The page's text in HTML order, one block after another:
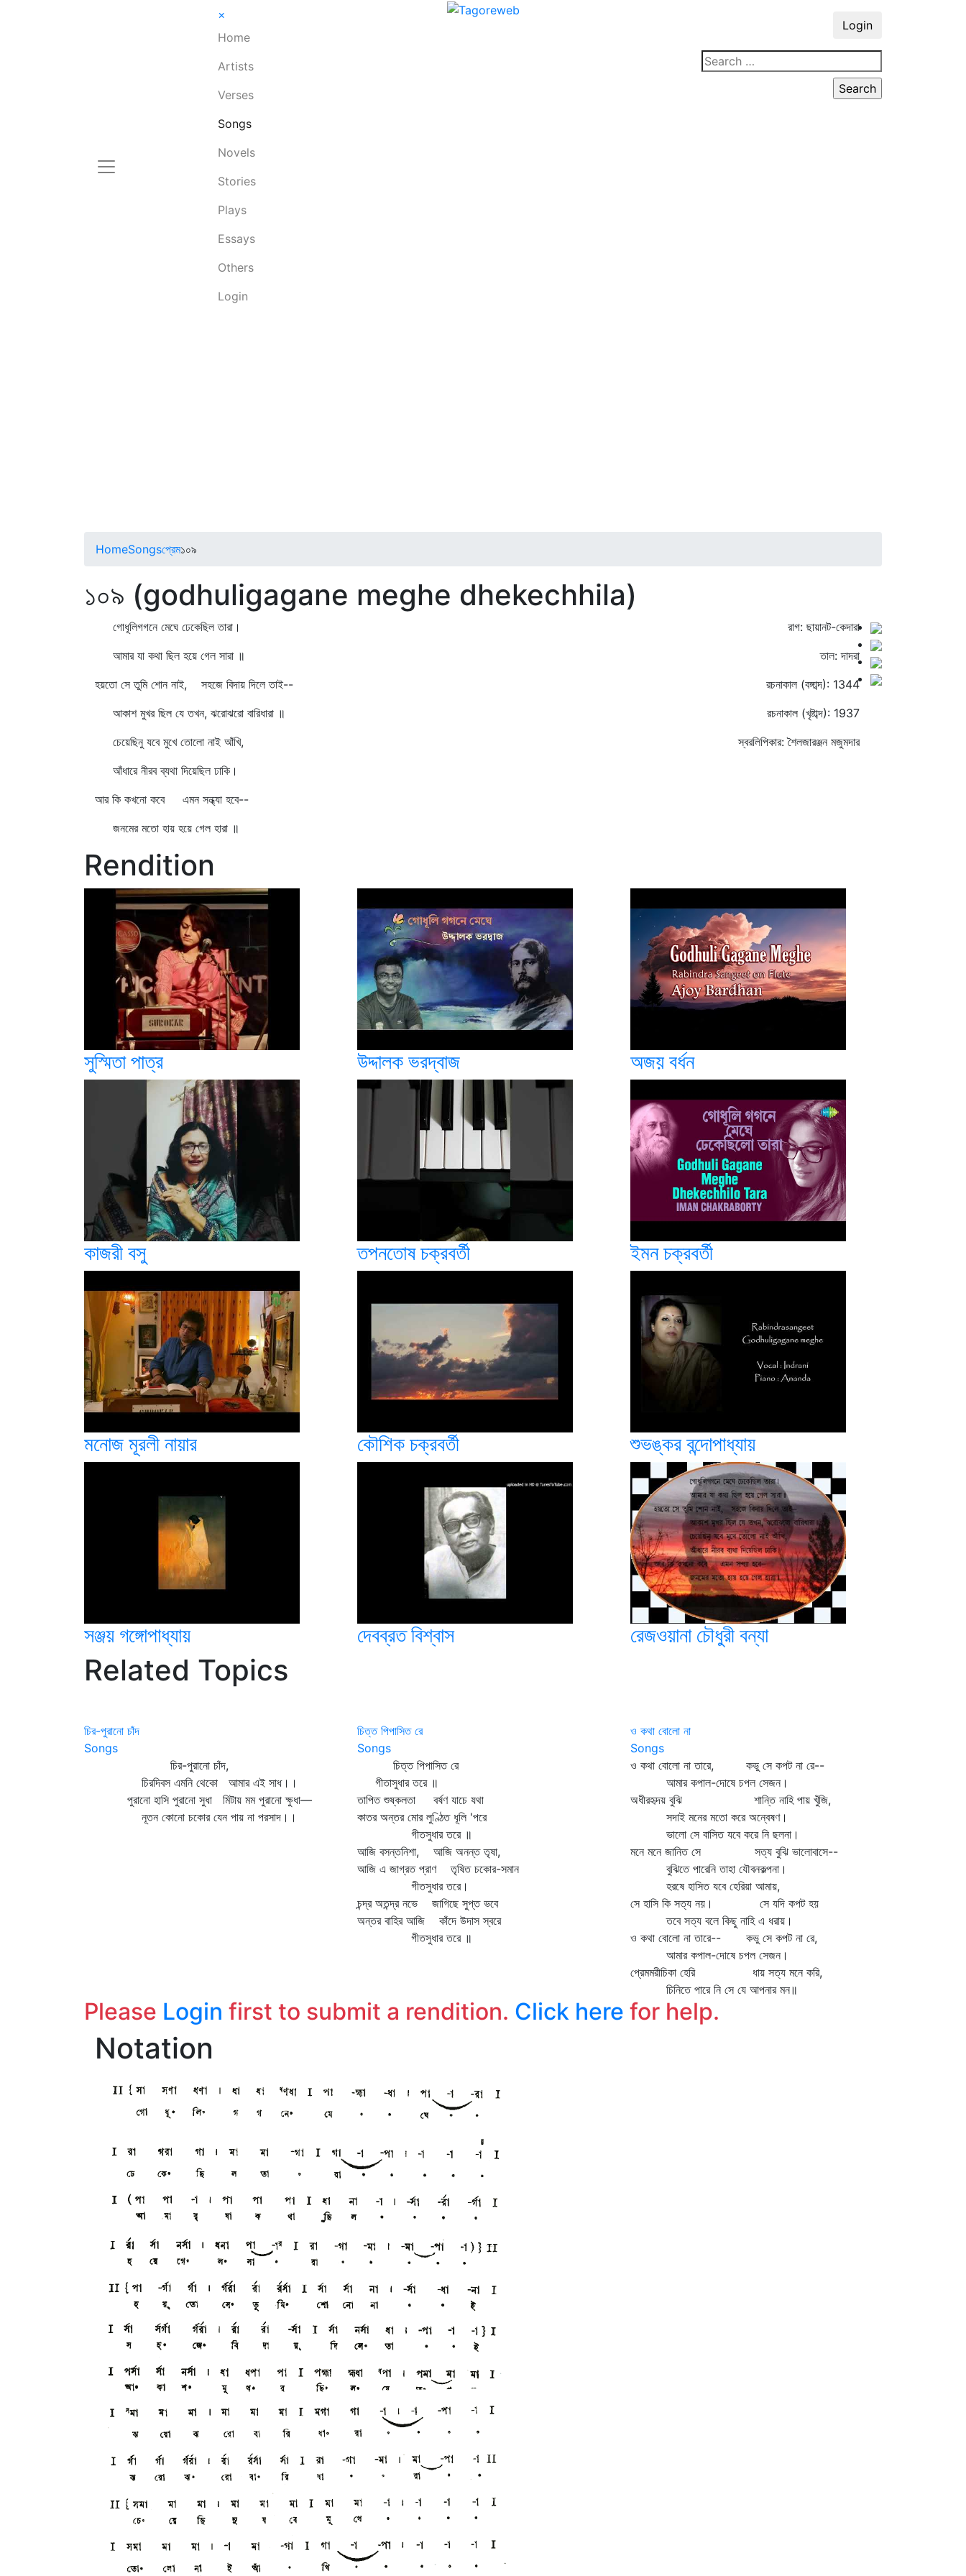
×
Home
Artists
Verses
Songs
Novels
Stories
Plays
Essays
Others
Login
Login
HomeSongsপ্রেম১০৯
১০৯ (godhuligagane meghe dhekechhila)
গোধূলিগগনে মেঘে ঢেকেছিল তারা।
আমার যা কথা ছিল হয়ে গেল সারা ॥
হয়তো সে তুমি শোন নাই, সহজে বিদায় দিলে তাই--
আকাশ মুখর ছিল যে তখন, ঝরোঝরো বারিধারা ॥
চেয়েছিনু যবে মুখে তোলো নাই আঁখি,
আঁধারে নীরব ব্যথা দিয়েছিল ঢাকি।
আর কি কখনো কবে এমন সন্ধ্যা হবে--
জনমের মতো হায় হয়ে গেল হারা ॥
রাগ: ছায়ানট-কেদারা
তাল: দাদরা
রচনাকাল (বঙ্গাব্দ): 1344
রচনাকাল (খৃষ্টাব্দ): 1937
স্বরলিপিকার: শৈলজারঞ্জন মজুমদার
Rendition
সুস্মিতা পাত্র উদ্দালক ভরদ্বাজ অজয় বর্ধন
কাজরী বসু তপনতোষ চক্রবর্তী ইমন চক্রবর্তী
মনোজ মূরলী নায়ার কৌশিক চক্রবর্তী শুভঙ্কর বন্দোপাধ্যায়
সঞ্জয় গঙ্গোপাধ্যায় দেবব্রত বিশ্বাস রেজওয়ানা চৌধুরী বন্যা
Related Topics
চির-পুরানো চাঁদ
Songs
চির-পুরানো চাঁদ,
চিরদিবস এমনি থেকো আমার এই সাধ।।
পুরানো হাসি পুরানো সুধা মিটায় মম পুরানো ক্ষুধা—
নূতন কোনো চকোর যেন পায় না পরসাদ।।
চিত্ত পিপাসিত রে
Songs
চিত্ত পিপাসিত রে
গীতাসুধার তরে ॥
তাপিত শুষ্কলতা বর্ষণ যাচে যথা
কাতর অন্তর মোর লুণ্ঠিত ধূলি 'পরে
গীতসুধার তরে ॥
আজি বসন্তনিশা, আজি অনন্ত তৃষা,
আজি এ জাগ্রত প্রাণ তৃষিত চকোর-সমান
গীতসুধার তরে।
চন্দ্র অতন্দ্র নভে জাগিছে সুপ্ত ভবে
অন্তর বাহির আজি কাঁদে উদাস স্বরে
গীতসুধার তরে ॥
ও কথা বোলো না
Songs
ও কথা বোলো না তারে, কভু সে কপট না রে--
আমার কপাল-দোষে চপল সেজন।
অধীরহৃদয় বুঝি শান্তি নাহি পায় খুঁজি,
সদাই মনের মতো করে অন্বেষণ।
ভালো সে বাসিত যবে করে নি ছলনা।
মনে মনে জানিত সে সত্য বুঝি ভালোবাসে--
বুঝিতে পারেনি তাহা যৌবনকল্পনা।
হরষে হাসিত যবে হেরিয়া আমায়,
সে হাসি কি সত্য নয়। সে যদি কপট হয়
তবে সত্য বলে কিছু নাহি এ ধরায়।
ও কথা বোলো না তারে-- কভু সে কপট না রে,
আমার কপাল-দোষে চপল সেজন।
প্রেমমরীচিকা হেরি ধায় সত্য মনে করি,
চিনিতে পারে নি সে যে আপনার মন॥
Please Login first to submit a rendition. Click here for help.
Notation